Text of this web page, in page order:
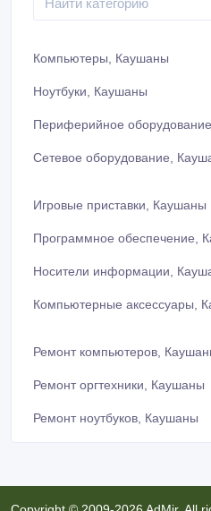
Компьютеры, Каушаны
Ноутбуки, Каушаны
Периферийное
Сетевое оборудование,
Игровые приставки, Каушаны
Программное обеспечение,
Носители информации,
Компьютерные аксессуары,
Ремонт компьютеров,
Ремонт оргтехники, Каушаны
Ремонт ноутбуков, Каушаны